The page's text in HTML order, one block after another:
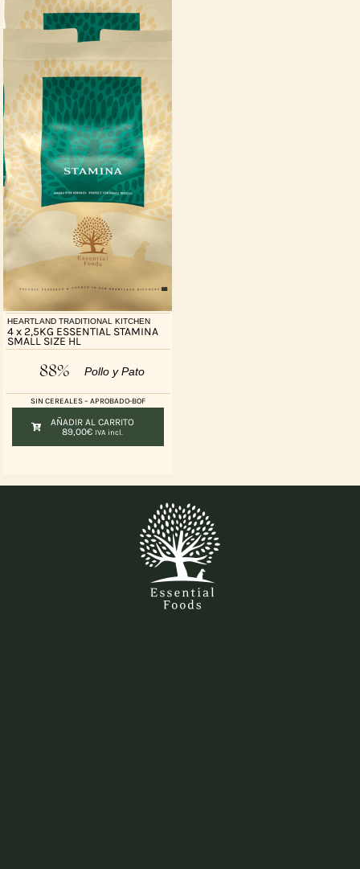
HEARTLAND TRADITIONAL KITCHEN
4 x 2,5KG ESSENTIAL STAMINA
SMALL SIZE HL
88% Pollo y Pato
SIN CEREALES – APROBADO-BOF
AÑADIR AL CARRITO
89,00€ IVA incl.